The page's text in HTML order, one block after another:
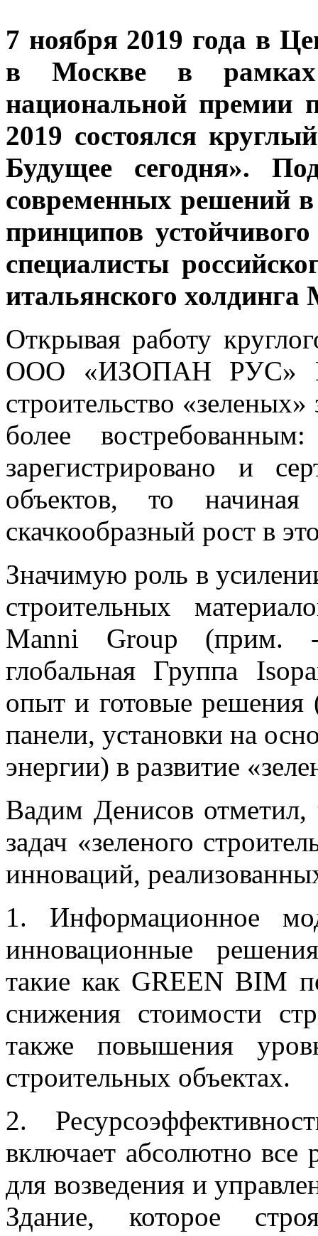
7 ноября 2019 года в
в Москве в рамках
национальной премии
2019 состоялся
Будущее сегодня».
современных решений
принципов
специалисты
итальянского
Открывая работу
ООО «ИЗОПАН РУС»
строительство
более
зарегистрировано и
объектов, то
скачкообразный рост в
Значимую роль в
строительных
Manni Group (прим. -
глобальная Группа
опыт и готовые решения
панели, установки на
энергии) в развитие
Вадим Денисов
задач «зеленого
инноваций,
1. Информационное
инновационные
такие как GREEN BIM
снижения стоимости
также повышения
строительных объектах.
2.
включает абсолютно все
для возведения и
Здание, которое